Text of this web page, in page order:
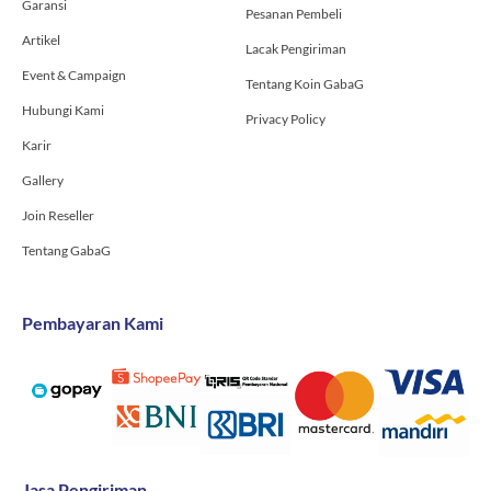
f
Garansi
Artikel
Event & Campaign
Hubungi Kami
Karir
Gallery
Join Reseller
Tentang GabaG
Pesanan Pembeli
Lacak Pengiriman
Tentang Koin GabaG
Privacy Policy
Pembayaran Kami